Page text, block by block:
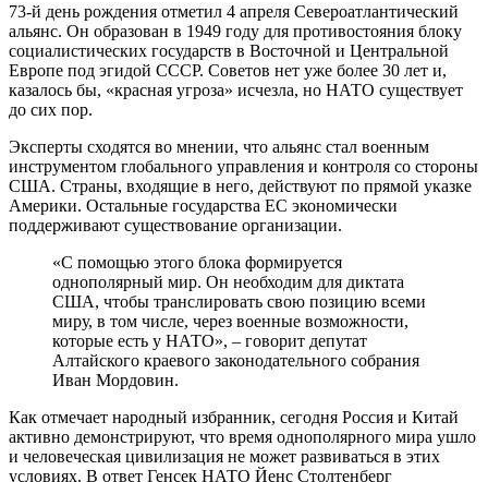
73-й день рождения отметил 4 апреля Североатлантический
альянс. Он образован в 1949 году для противостояния блоку
социалистических государств в Восточной и Центральной
Европе под эгидой СССР. Советов нет уже более 30 лет и,
казалось бы, «красная угроза» исчезла, но НАТО существует
до сих пор.
Эксперты сходятся во мнении, что альянс стал военным
инструментом глобального управления и контроля со стороны
США. Страны, входящие в него, действуют по прямой указке
Америки. Остальные государства ЕС экономически
поддерживают существование организации.
«С помощью этого блока формируется
однополярный мир. Он необходим для диктата
США, чтобы транслировать свою позицию всеми
миру, в том числе, через военные возможности,
которые есть у НАТО», – говорит депутат
Алтайского краевого законодательного собрания
Иван Мордовин.
Как отмечает народный избранник, сегодня Россия и Китай
активно демонстрируют, что время однополярного мира ушло
и человеческая цивилизация не может развиваться в этих
условиях. В ответ Генсек НАТО Йенс Столтенберг